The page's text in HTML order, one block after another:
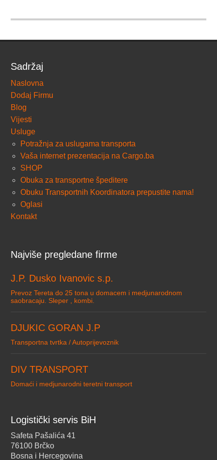
Sadržaj
Naslovna
Dodaj Firmu
Blog
Vijesti
Usluge
Potražnja za uslugama transporta
Vaša internet prezentacija na Cargo.ba
SHOP
Obuka za transportne špeditere
Obuku Transportnih Koordinatora prepustite nama!
Oglasi
Kontakt
Najviše pregledane firme
J.P. Dusko Ivanovic s.p.
Prevoz Tereta do 25 tona u domacem i medjunarodnom
saobracaju. Sleper , kombi.
DJUKIC GORAN J.P
Transportna tvrtka / Autoprijevoznik
DIV TRANSPORT
Domaći i medjunarodni teretni transport
Logistički servis BiH
Safeta Pašalića 41
76100 Brčko
Bosna i Hercegovina